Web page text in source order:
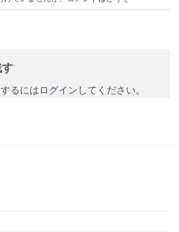
るにはログイン してください。